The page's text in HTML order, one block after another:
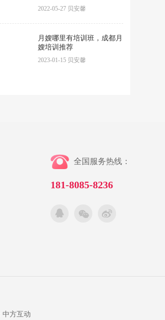
2022-05-27 贝安馨
月嫂哪里有培训班，成都月
嫂培训推荐
2023-01-15 贝安馨
全国服务热线：
181-8085-8236
中方互动